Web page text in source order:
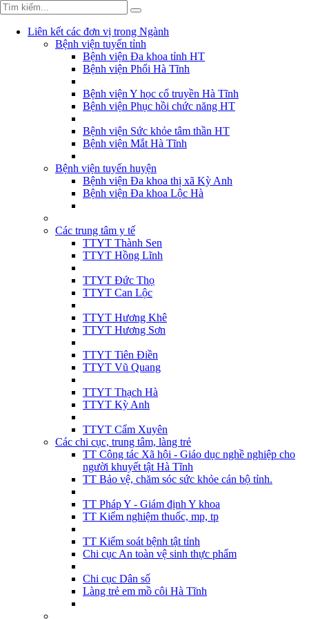
Liên kết các đơn vị trong Ngành
Bệnh viện tuyến tỉnh
Bệnh viện Đa khoa tỉnh HT
Bệnh viện Phổi Hà Tĩnh
Bệnh viện Y học cổ truyền Hà Tĩnh
Bệnh viện Phục hồi chức năng HT
Bệnh viện Sức khỏe tâm thần HT
Bệnh viện Mắt Hà Tĩnh
Bệnh viện tuyến huyện
Bệnh viện Đa khoa thị xã Kỳ Anh
Bệnh viện Đa khoa Lộc Hà
Các trung tâm y tế
TTYT Thành Sen
TTYT Hồng Lĩnh
TTYT Đức Thọ
TTYT Can Lộc
TTYT Hương Khê
TTYT Hương Sơn
TTYT Tiên Điền
TTYT Vũ Quang
TTYT Thạch Hà
TTYT Kỳ Anh
TTYT Cẩm Xuyên
Các chi cục, trung tâm, làng trẻ
TT Công tác Xã hội - Giáo dục nghề nghiệp cho
người khuyết tật Hà Tĩnh
TT Bảo vệ, chăm sóc sức khỏe cán bộ tỉnh.
TT Pháp Y - Giám định Y khoa
TT Kiểm nghiệm thuốc, mp, tp
TT Kiểm soát bệnh tật tỉnh
Chi cục An toàn vệ sinh thực phẩm
Chi cục Dân số
Làng trẻ em mồ côi Hà Tĩnh